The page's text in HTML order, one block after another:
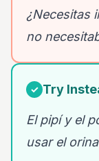
¿Necesitas
no
✓ Try
El pipí y el
usar el